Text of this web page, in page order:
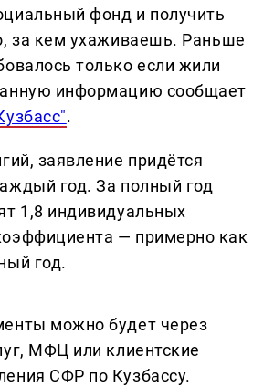
фонд и получить
за кем ухаживаешь. Раньше
только если жили
информацию сообщает
.
заявление придётся
год. За полный год
1,8 индивидуальных
— примерно как
год.
можно будет через
МФЦ или клиентские
СФР по Кузбассу.